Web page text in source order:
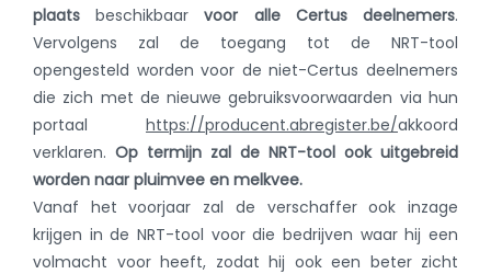
plaats beschikbaarvoor alle Certus deelnemers.
Vervolgens zal de toegang tot de NRT-tool
opengesteld worden voor de niet-Certus deelnemers
die zich met de nieuwe gebruiksvoorwaarden via hun
portaal https://producent.abregister.be/akkoord
verklaren. Op termijn zal de NRT-tool ook uitgebreid
worden naar pluimvee en melkvee.
Vanaf het voorjaar zal de verschaffer ook inzage
krijgen in de NRT-tool voor die bedrijven waar hij een
volmacht voor heeft, zodat hij ook een beter zicht